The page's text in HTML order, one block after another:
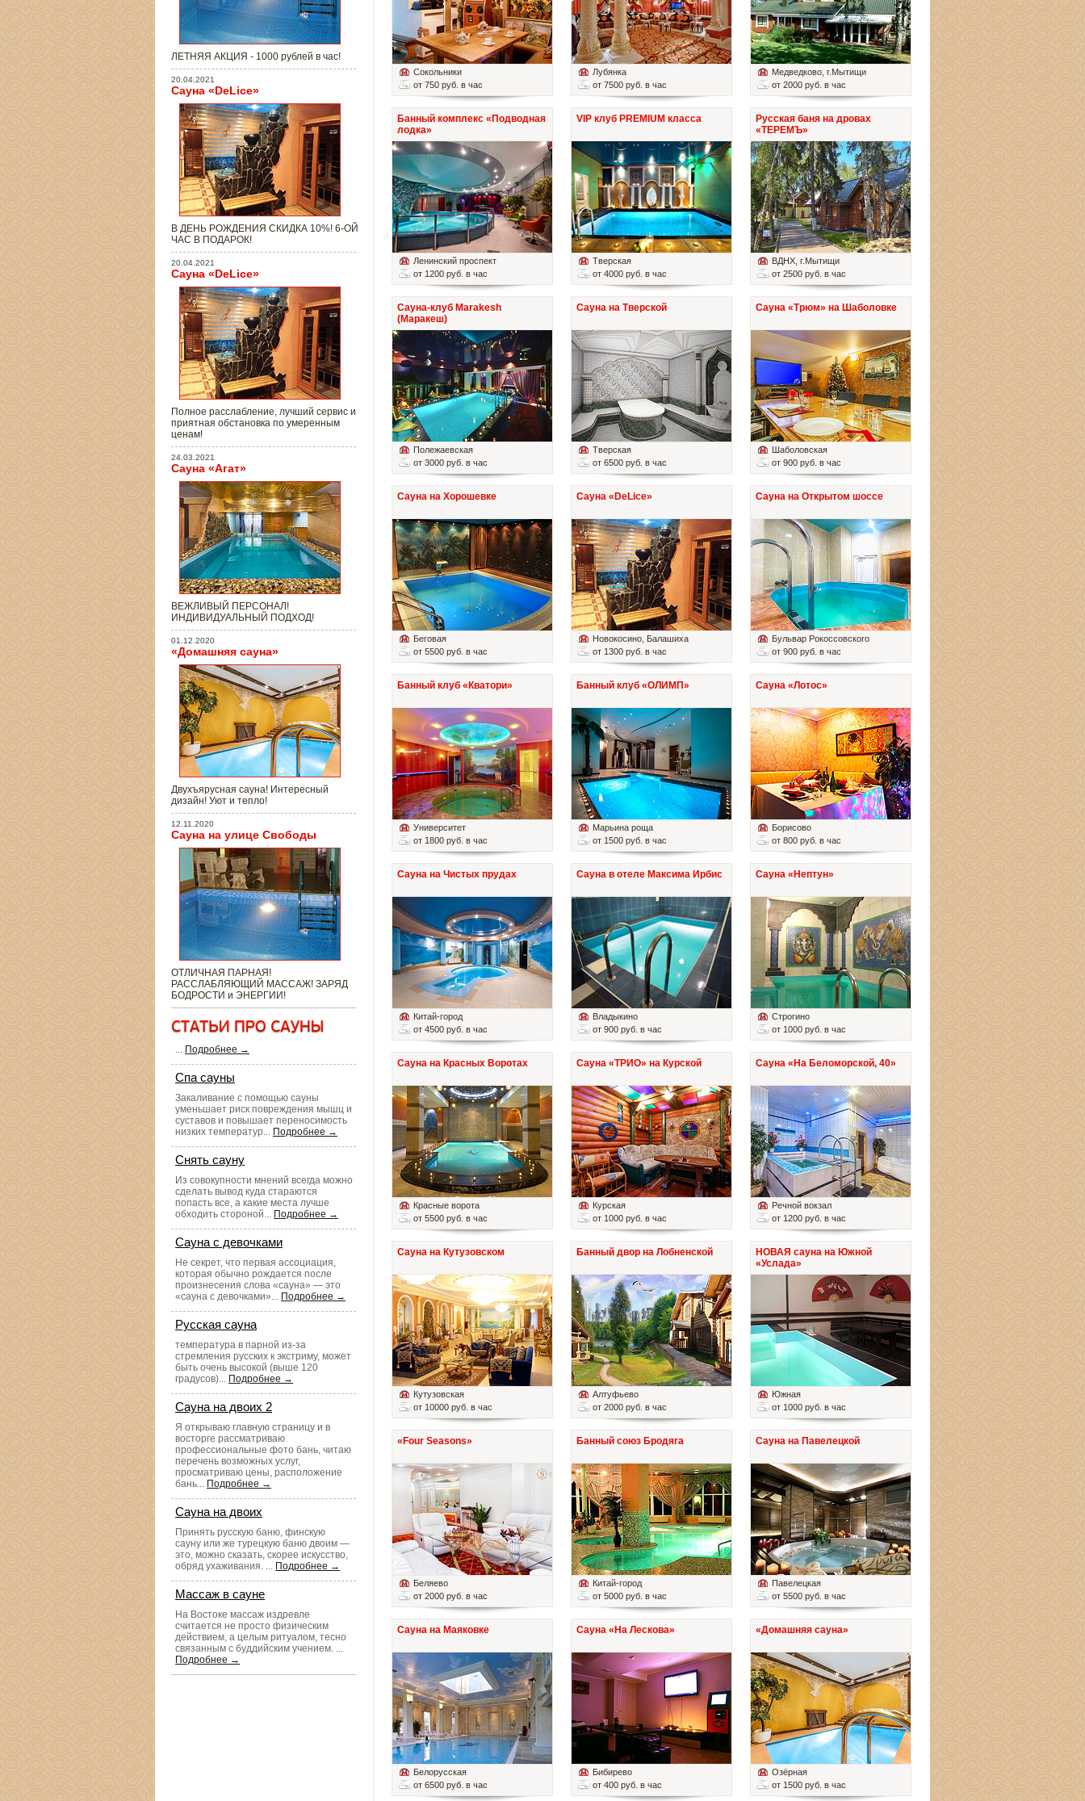
Сокольники
от 750 руб. в час
Лубянка
от 7500 руб. в час
Медведково , г.Мытищи
от 2000 руб. в час
Банный комплекс «Подводная
лодка»
Ленинский проспект
от 1200 руб. в час
VIP клуб PREMIUM класса
Тверская
от 4000 руб. в час
Русская баня на дровах
«ТЕРЕМЪ»
ВДНХ , г.Мытищи
от 2500 руб. в час
Сауна-клуб Marakesh
(Маракеш)
Полежаевская
от 3000 руб. в час
Сауна на Тверской
Тверская
от 6500 руб. в час
Сауна «Трюм» на Шаболовке
Шаболовская
от 900 руб. в час
Сауна на Хорошевке
Беговая
от 5500 руб. в час
Сауна «DeLice»
Новокосино , Балашиха
от 1300 руб. в час
Сауна на Открытом шоссе
Бульвар Рокоссовского
от 900 руб. в час
Банный клуб «Кватори»
Университет
от 1800 руб. в час
Банный клуб «ОЛИМП»
Марьина роща
от 1500 руб. в час
Сауна «Лотос»
Борисово
от 800 руб. в час
Сауна на Чистых прудах
Китай-город
от 4500 руб. в час
Сауна в отеле Максима Ирбис
Владыкино
от 900 руб. в час
Сауна «Нептун»
Строгино
от 1000 руб. в час
Сауна на Красных Воротах
Красные ворота
от 5500 руб. в час
Сауна «ТРИО» на Курской
Курская
от 1000 руб. в час
Сауна «На Беломорской, 40»
Речной вокзал
от 1200 руб. в час
Сауна на Кутузовском
Кутузовская
от 10000 руб. в час
Банный двор на Лобненской
Алтуфьево
от 2000 руб. в час
НОВАЯ сауна на Южной
«Услада»
Южная
от 1000 руб. в час
«Four Seasons»
Беляево
от 2000 руб. в час
Банный союз Бродяга
Китай-город
от 5000 руб. в час
Сауна на Павелецкой
Павелецкая
от 5500 руб. в час
Сауна на Маяковке
Белорусская
от 6500 руб. в час
Сауна «На Лескова»
Бибирево
от 400 руб. в час
«Домашняя сауна»
Озёрная
от 1500 руб. в час
ЛЕТНЯЯ АКЦИЯ - 1000 рублей в час!
20.04.2021
Сауна «DeLice»
В ДЕНЬ РОЖДЕНИЯ СКИДКА 10%! 6-ОЙ
ЧАС В ПОДАРОК!
20.04.2021
Сауна «DeLice»
Полное расслабление, лучший сервис и
приятная обстановка по умеренным
ценам!
24.03.2021
Сауна «Агат»
ВЕЖЛИВЫЙ ПЕРСОНАЛ!
ИНДИВИДУАЛЬНЫЙ ПОДХОД!
01.12.2020
«Домашняя сауна»
Двухъярусная сауна! Интересный
дизайн! Уют и тепло!
12.11.2020
Сауна на улице Свободы
ОТЛИЧНАЯ ПАРНАЯ!
РАССЛАБЛЯЮЩИЙ МАССАЖ! ЗАРЯД
БОДРОСТИ и ЭНЕРГИИ!
... Подробнее →
Спа сауны
Закаливание с помощью сауны
уменьшает риск повреждения мышц и
суставов и повышает переносимость
низких температур... Подробнее →
Снять сауну
Из совокупности мнений всегда можно
сделать вывод куда стараются
попасть все, а какие места лучше
обходить стороной... Подробнее →
Сауна с девочками
Не секрет, что первая ассоциация,
которая обычно рождается после
произнесения слова «сауна» — это
«сауна с девочками»... Подробнее →
Русская сауна
температура в парной из-за
стремления русских к экстриму, может
быть очень высокой (выше 120
градусов)... Подробнее →
Сауна на двоих 2
Я открываю главную страницу и в
восторге рассматриваю
профессиональные фото бань, читаю
перечень возможных услуг,
просматриваю цены, расположение
бань... Подробнее →
Сауна на двоих
Принять русскую баню, финскую
сауну или же турецкую баню двоим —
это, можно сказать, скорее искусство,
обряд ухаживания. ... Подробнее →
Массаж в сауне
На Востоке массаж издревле
считается не просто физическим
действием, а целым ритуалом, тесно
связанным с буддийским учением. ...
Подробнее →